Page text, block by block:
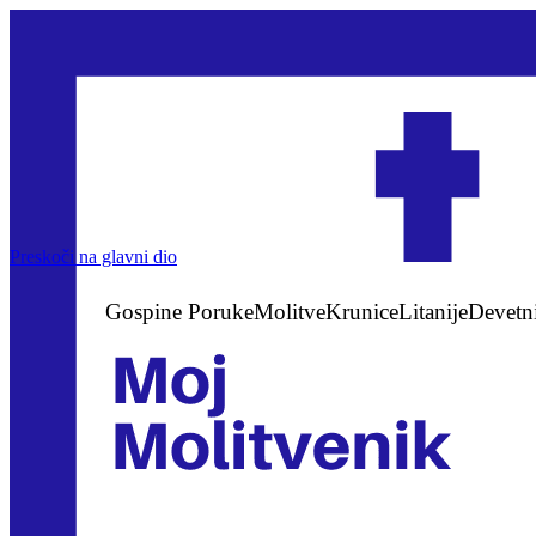
Preskoči na glavni dio
Gospine PorukeMolitveKruniceLitanije